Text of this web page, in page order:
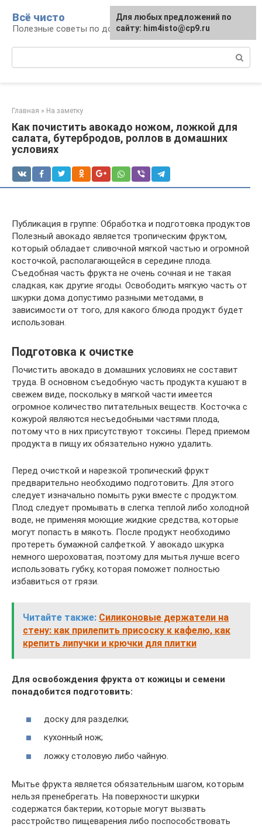
контенту
Всё чисто
Полезные советы по домоводству
Главная » На заметку
Как почистить авокадо ножом, ложкой для
салата, бутербродов, роллов в домашних
условиях
Публикация в группе: Обработка и подготовка продуктов
Полезный авокадо является тропическим фруктом,
который обладает сливочной мягкой частью и огромной
косточкой, располагающейся в середине плода.
Съедобная часть фрукта не очень сочная и не такая
сладкая, как другие ягоды. Освободить мягкую часть от
шкурки дома допустимо разными методами, в
зависимости от того, для какого блюда продукт будет
использован.
Подготовка к очистке
Почистить авокадо в домашних условиях не составит
труда. В основном съедобную часть продукта кушают в
свежем виде, поскольку в мягкой части имеется
огромное количество питательных веществ. Косточка с
кожурой являются несъедобными частями плода,
потому что в них присутствуют токсины. Перед приемом
продукта в пищу их обязательно нужно удалить.
Перед очисткой и нарезкой тропический фрукт
предварительно необходимо подготовить. Для этого
следует изначально помыть руки вместе с продуктом.
Плод следует промывать в слегка теплой либо холодной
воде, не применяя моющие жидкие средства, которые
могут попасть в мякоть. После продукт необходимо
протереть бумажной салфеткой. У авокадо шкурка
немного шероховатая, поэтому для мытья лучше всего
использовать губку, которая поможет полностью
избавиться от грязи.
Читайте также: Силиконовые держатели на
стену: как прилепить присоску к кафелю, как
крепить липучки и крючки для плитки
Для освобождения фрукта от кожицы и семени
понадобится подготовить:
доску для разделки;
кухонный нож;
ложку столовую либо чайную.
Мытье фрукта является обязательным шагом, которым
нельзя пренебрегать. На поверхности шкурки
содержатся бактерии, которые могут вызвать
расстройство пищеварения либо поспособствовать
Для любых предложений по
сайту: him4isto@cp9.ru